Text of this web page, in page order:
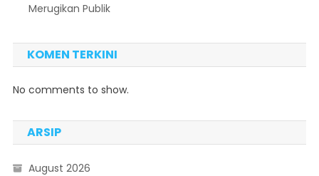
Merugikan Publik
KOMEN TERKINI
No comments to show.
ARSIP
August 2026